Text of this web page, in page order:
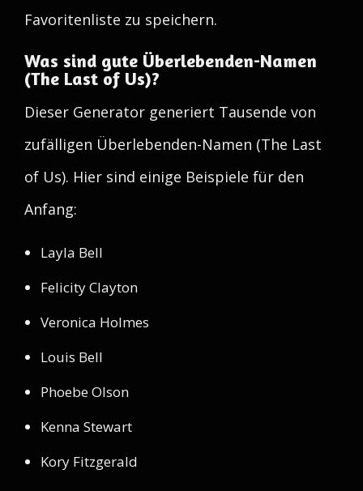
Favoritenliste zu speichern.
Was sind gute Überlebenden-Namen
(The Last of Us)?
Dieser Generator generiert Tausende von
zufälligen Überlebenden-Namen (The Last
of Us). Hier sind einige Beispiele für den
Anfang:
Layla Bell
Felicity Clayton
Veronica Holmes
Louis Bell
Phoebe Olson
Kenna Stewart
Kory Fitzgerald